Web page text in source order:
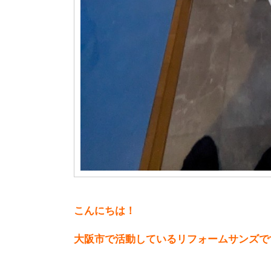
こんにちは！
大阪市で活動しているリフォームサンズ